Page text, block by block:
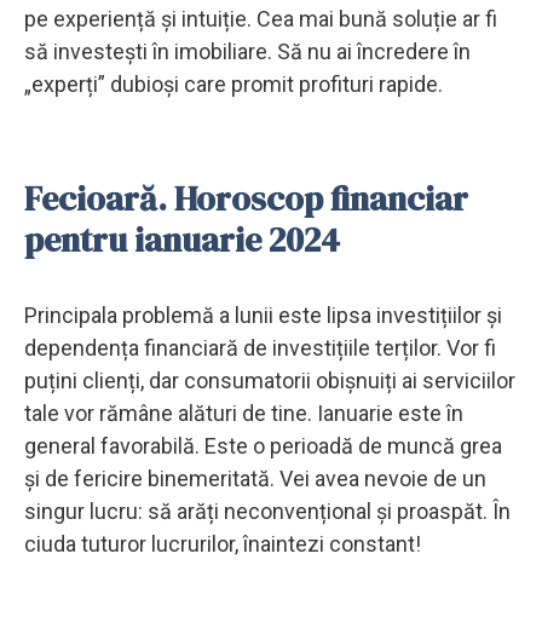
pe experiență și intuiție. Cea mai bună soluție ar fi
să investești în imobiliare. Să nu ai încredere în
„experți” dubioși care promit profituri rapide.
Fecioară. Horoscop financiar
pentru ianuarie 2024
Principala problemă a lunii este lipsa investițiilor și
dependența financiară de investițiile terților. Vor fi
puțini clienți, dar consumatorii obișnuiți ai serviciilor
tale vor rămâne alături de tine. Ianuarie este în
general favorabilă. Este o perioadă de muncă grea
și de fericire binemeritată. Vei avea nevoie de un
singur lucru: să arăți neconvențional și proaspăt. În
ciuda tuturor lucrurilor, înaintezi constant!